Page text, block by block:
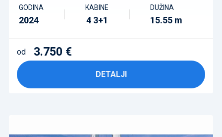
GODINA
2024
KABINE
4 3+1
DUŽINA
15.55 m
od 3.750 €
DETALJI